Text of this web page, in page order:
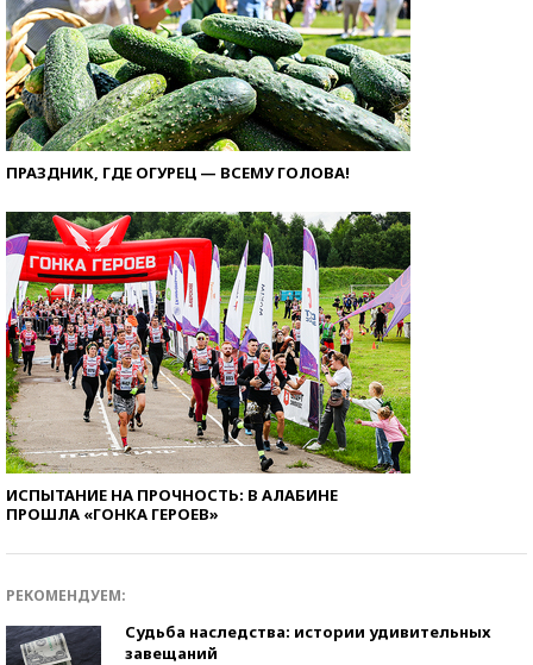
ПРАЗДНИК, ГДЕ ОГУРЕЦ — ВСЕМУ ГОЛОВА!
ИСПЫТАНИЕ НА ПРОЧНОСТЬ: В АЛАБИНЕ
ПРОШЛА «ГОНКА ГЕРОЕВ»
РЕКОМЕНДУЕМ:
Судьба наследства: истории удивительных
завещаний